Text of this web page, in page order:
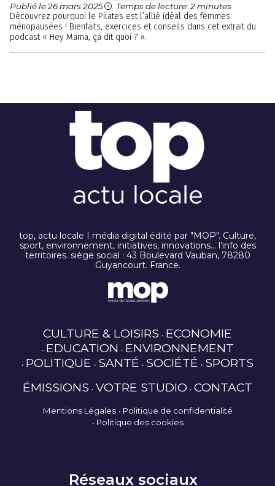
Publié le 26 mars 2025 Temps de lecture: 2 minutes
Découvrez pourquoi le Pilates est l’allié idéal des femmes
ménopausées ! Bienfaits, exercices et conseils dans cet extrait du
podcast « Hey Mama, ça dit quoi ? ».
top, actu locale I média digital édité par "MOP". Culture,
sport, environnement, initiatives, innovations… l’info des
territoires. siège social : 43 Boulevard Vauban, 78280
Guyancourt. France.
CULTURE & LOISIRS ECONOMIE
EDUCATION ENVIRONNEMENT
POLITIQUE SANTÉ SOCIÉTÉ SPORTS
ÉMISSIONS VOTRE STUDIO CONTACT
Mentions Légales
Politique de confidentialité
Politique des cookies
Réseaux sociaux